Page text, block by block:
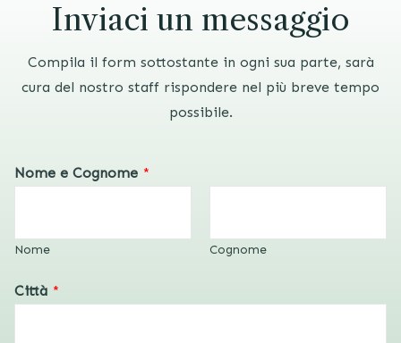
Inviaci un messaggio
Compila il form sottostante in ogni sua parte, sarà
cura del nostro staff rispondere nel più breve tempo
possibile.
Nome e Cognome *
Nome Cognome
Città *